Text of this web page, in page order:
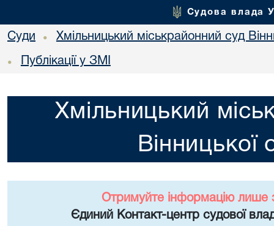
Судова влада
Суди • Хмільницький міськрайонний суд
• Публікації у ЗМІ
Хмільницький
Вінницької
Отримуйте інформацію лише
Єдиний Контакт-центр судової